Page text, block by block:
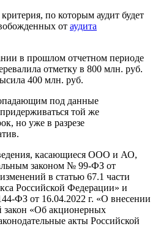
по которым аудит будет
от аудита
в прошлом отчетном периоде
отметку в 800 млн. руб.
400 млн. руб.
под данные
той же
но уже в разрезе
касающиеся ООО и АО,
законом № 99-ФЗ от
в статью 67.1 части
Российской Федерации» и
ФЗ от 16.04.2022 г. «О внесении
«Об акционерных
акты Российской